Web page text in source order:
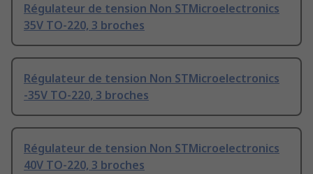
Régulateur de tension Non STMicroelectronics
35V TO-220, 3 broches
Régulateur de tension Non STMicroelectronics
-35V TO-220, 3 broches
Régulateur de tension Non STMicroelectronics
40V TO-220, 3 broches